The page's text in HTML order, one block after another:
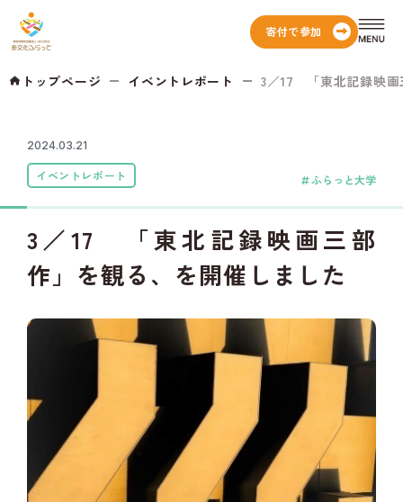
寄付で参加
トップページ イベントレポート 3／17 「東北記録映画
2024.03.21
イベントレポート ふらっと大学
3／17 「東北記録映画三部
作」を観る、を開催しました